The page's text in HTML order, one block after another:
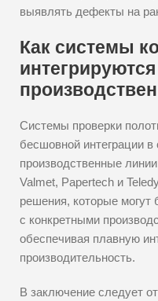
выявлять дефекты на
Как системы
Системы проверки
бесшовной интеграции
производственные
Valmet, Papertech и
решения, которые могут
с конкретными
обеспечивая плавную
производительность.
В заключение следует